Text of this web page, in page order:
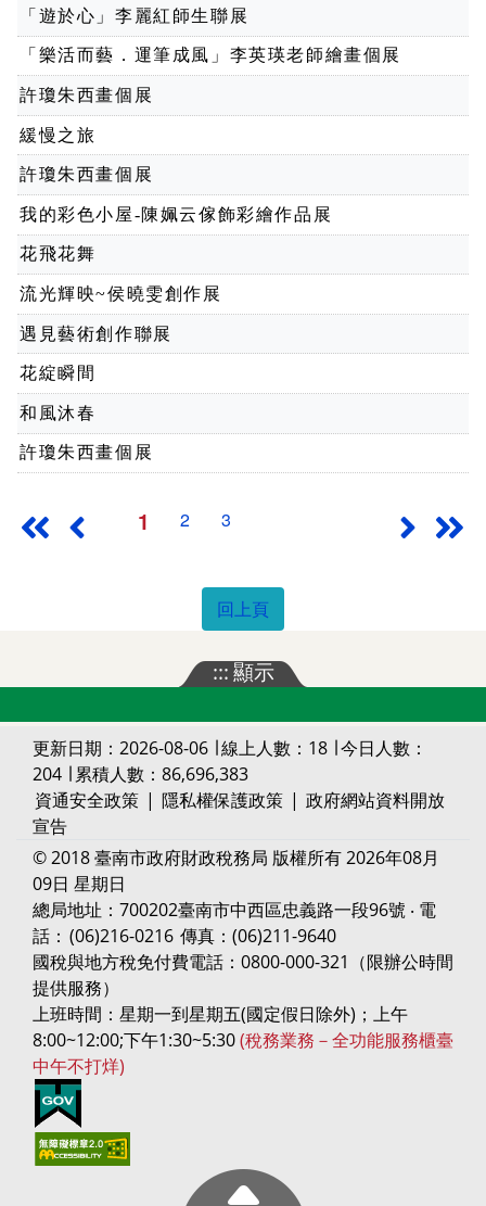
「遊於心」李麗紅師生聯展
「樂活而藝．運筆成風」李英瑛老師繪畫個展
許瓊朱西畫個展
緩慢之旅
許瓊朱西畫個展
我的彩色小屋-陳姵云傢飾彩繪作品展
花飛花舞
流光輝映~侯曉雯創作展
遇見藝術創作聯展
花綻瞬間
和風沐春
許瓊朱西畫個展
最前頁上一頁1 2 3 下一頁
回上頁
:::顯示
更新日期：2026-08-06 ∣ 線上人數：18 ∣ 今日人數：
204 ∣ 累積人數：86,696,383
資通安全政策 | 隱私權保護政策 | 政府網站資料開放
宣告
© 2018 臺南市政府財政稅務局 版權所有 2026年08月
09日 星期日
總局地址：700202臺南市中西區忠義路一段96號 ‧ 電
話： (06)216-0216 傳真：(06)211-9640
國稅與地方稅免付費電話：0800-000-321（限辦公時間
提供服務）
上班時間：星期一到星期五(國定假日除外)；上午
8:00~12:00;下午1:30~5:30(稅務業務－全功能服務櫃臺
中午不打烊)